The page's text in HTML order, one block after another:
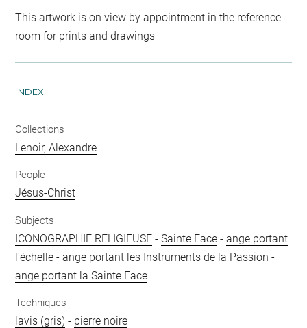
This artwork is on view by appointment in the reference
room for prints and drawings
INDEX
Collections
Lenoir, Alexandre
People
Jésus-Christ
Subjects
ICONOGRAPHIE RELIGIEUSE -Sainte Face -ange portant
l'échelle -ange portant les Instruments de la Passion -
ange portant la Sainte Face
Techniques
lavis (gris) - pierre noire